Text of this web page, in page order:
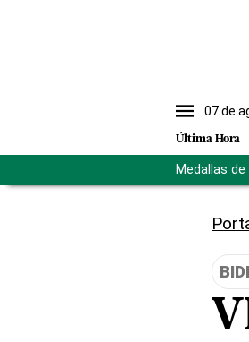
07 de
Última Hora
Medallas de